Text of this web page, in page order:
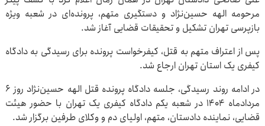
مرحومه الهه حسین‌نژاد و دستگیری متهم، پرونده‌ای در شعبه ویژه
بازپرسی تهران تشکیل و تحقیقات قضایی آغاز شد.
پس از اعتراف متهم به قتل، کیفرخواست پرونده برای رسیدگی به دادگاه
کیفری یک استان تهران ارجاع شد.
در ادامه روند رسیدگی، جلسه دادگاه پرونده قتل الهه حسین‌نژاد روز ۶
مردادماه ۱۴۰۴ در شعبه یکم دادگاه کیفری یک تهران با حضور هیئت
قضایی، نماینده دادستان، متهم، اولیای دم و وکلای طرفین برگزار شد.